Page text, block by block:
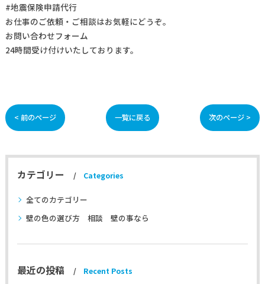
#地震保険申請代行
お仕事のご依頼・ご相談はお気軽にどうぞ。
お問い合わせフォーム
24時間受け付けいたしております。
< 前のページ 一覧に戻る 次のページ >
カテゴリー Categories
全てのカテゴリー
壁の色の選び方 相談 壁の事なら
最近の投稿 Recent Posts